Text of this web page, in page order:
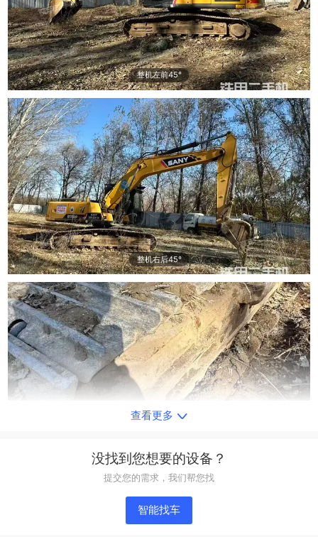
整机左前45°
整机右后45°
查看更多
没找到您想要的设备？
提交您的需求，我们帮您找
智能找车